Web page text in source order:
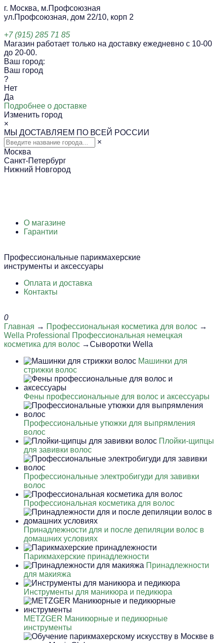
г. Москва, м.Профсоюзная
ул.Профсоюзная, дом 22/10, корп 2
+7 (915) 285 71 85
Магазин работает только на доставку ежедневно с 10-00
до 20-00.
Ваш город:
Ваш город
?
Нет
Да
Подробнее о доставке
Изменить город
×
МЫ ДОСТАВЛЯЕМ ПО ВСЕЙ РОССИИ
×
Москва
Санкт-Петербург
Нижний Новгород
О магазине
Гарантии
Профессиональные парикмахерские
инструменты и аксессуары
Оплата и доставка
Контакты
0
Главная → Профессиональная косметика для волос →
Wella Professional Профессиональная немецкая
косметика для волос →Сыворотки Wella
Машинки для
стрижки волос
Фены профессиональные для волос и аксессуары
Профессиональные утюжки для выпрямления
волос
Плойки-щипцы
для завивки волос
Профессиональные электробигуди для завивки
волос
Профессиональная косметика для волос
Принадлежности для и после депиляции волос в
домашних условиях
Парикмахерские принадлежности
Принадлежности
для макияжа
Инструменты для маникюра и педикюра
METZGER Маникюрные и педикюрные
инструменты